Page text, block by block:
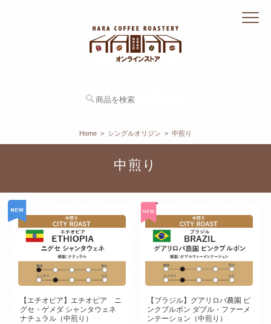
Home シングルオリジン 中煎り
中煎り
【エチオピア】エチオピア ニ
グセ・ゲメダ シャンタウェネ
ナチュラル（中煎り）
【ブラジル】グアリロバ農園 ピ
ンクブルボン ダブル・ファーメ
ンテーション（中煎り）